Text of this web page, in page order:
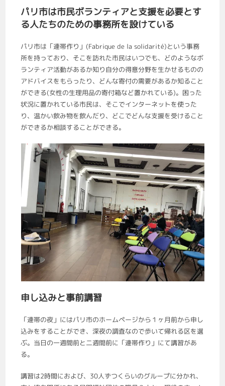
パリ市は市民ボランティアと支援を必要とす
る人たちのための事務所を設けている
パリ市は「連帯作り」(Fabrique de la solidarité)という事務
所を持っており、そこを訪れた市民はいつでも、どのようなボ
ランティア活動があるか知り自分の得意分野を生かせるものの
アドバイスをもらったり、どんな寄付の需要があるか知ること
ができる(女性の生理用品の寄付箱など置かれている)。困った
状況に置かれている市民は、そこでインターネットを使った
り、温かい飲み物を飲んだり、どこでどんな支援を受けること
ができるか相談することができる。
申し込みと事前講習
「連帯の夜」にはパリ市のホームページから１ヶ月前から申し
込みをすることができ、深夜の調査なので歩いて帰れる区を選
ぶ。当日の一週間前と二週間前に「連帯作り」にて講習があ
る。
講習は2時間におよび、30人ずつくらいのグループに分かれ、